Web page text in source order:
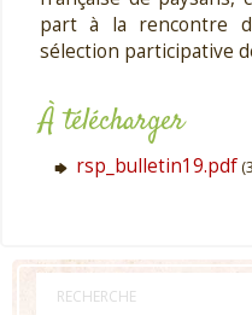
part à la rencontre
sélection participative
À télécharger
rsp_bulletin19.pdf